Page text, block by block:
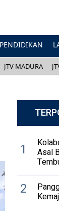
PENDIDIKAN
JTV MADURA
1 Asal
2